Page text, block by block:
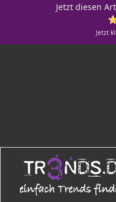
Jetzt diesen
Jetzt